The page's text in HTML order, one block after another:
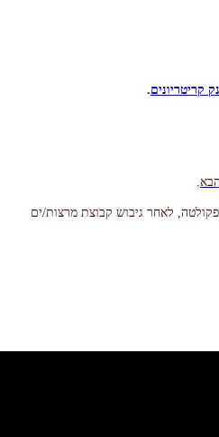
קריטריונים.
לאחר גיבוש קבוצת מרצות/ים